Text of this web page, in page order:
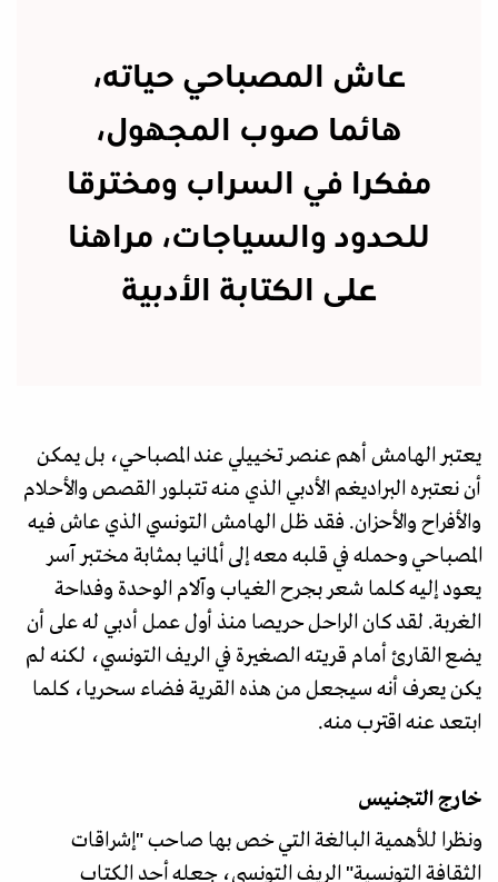
عاش المصباحي حياته،
هائما صوب المجهول،
مفكرا في السراب ومخترقا
للحدود والسياجات، مراهنا
على الكتابة الأدبية
يعتبر الهامش أهم عنصر تخييلي عند المصباحي، بل يمكن
أن نعتبره البراديغم الأدبي الذي منه تتبلور القصص والأحلام
والأفراح والأحزان. فقد ظل الهامش التونسي الذي عاش فيه
المصباحي وحمله في قلبه معه إلى ألمانيا بمثابة مختبر آسر
يعود إليه كلما شعر بجرح الغياب وآلام الوحدة وفداحة
الغربة. لقد كان الراحل حريصا منذ أول عمل أدبي له على أن
يضع القارئ أمام قريته الصغيرة في الريف التونسي، لكنه لم
يكن يعرف أنه سيجعل من هذه القرية فضاء سحريا، كلما
ابتعد عنه اقترب منه.
خارج التجنيس
ونظرا للأهمية البالغة التي خص بها صاحب "إشراقات
الثقافة التونسية" الريف التونسي، جعله أحد الكتاب